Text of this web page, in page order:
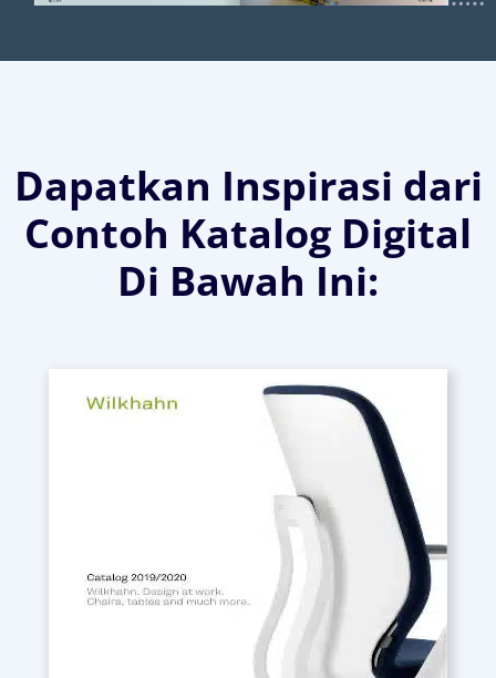
Dapatkan Inspirasi dari
Contoh Katalog Digital
Di Bawah Ini: